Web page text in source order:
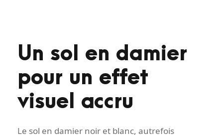
Un sol en damier
pour un effet
visuel accru
Le sol en damier noir et blanc, autrefois